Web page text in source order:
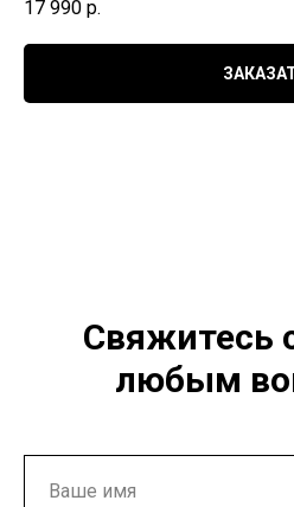
17 990 р.
Свяжитесь
любым